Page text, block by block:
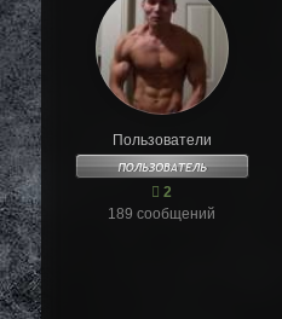
Пользователи
2
189 сообщений